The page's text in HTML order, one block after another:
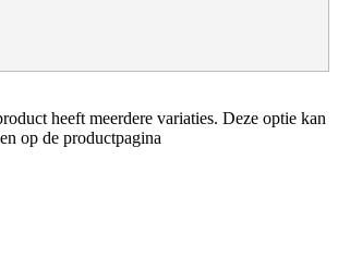
heeft meerdere variaties. Deze optie kan
op de productpagina